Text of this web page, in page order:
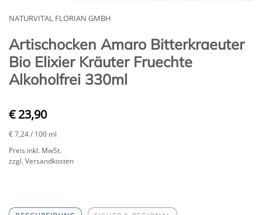
NATURVITAL FLORIAN GMBH
Artischocken Amaro Bitterkraeuter
Bio Elixier Kräuter Fruechte
Alkoholfrei 330ml
€ 23,90
€ 7,24/ 100 ml
Preis inkl. MwSt.
zzgl. Versandkosten